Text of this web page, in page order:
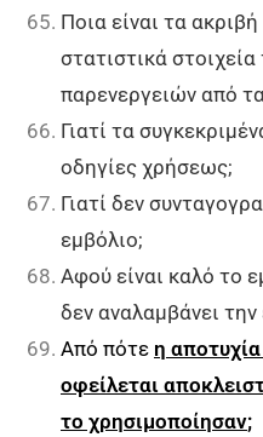
Ποια είναι τα
στατιστικά
παρενεργειών από
Γιατί τα
οδηγίες χρήσεως;
Γιατί δεν
εμβόλιο;
Αφού είναι καλό το
δεν αναλαμβάνει
Από πότε η
οφείλεται
το χρησιμοποίησαν;